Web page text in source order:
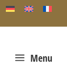
a Menu